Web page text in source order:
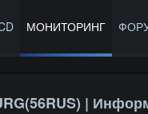
МОНИТОРИНГ
|